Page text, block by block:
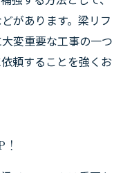
があります。梁リフ
変重要な工事の一つ
頼することを強くお